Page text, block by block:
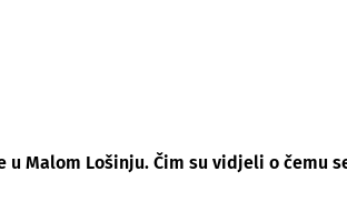
Malom Lošinju. Čim su vidjeli o čemu